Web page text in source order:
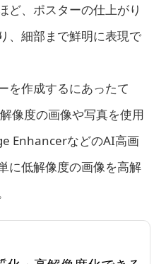
ど、ポスターの仕上がり
、細部まで鮮明に表現で
を作成するにあったて
像度の画像や写真を使用
EnhancerなどのAI高画
に低解像度の画像を高解